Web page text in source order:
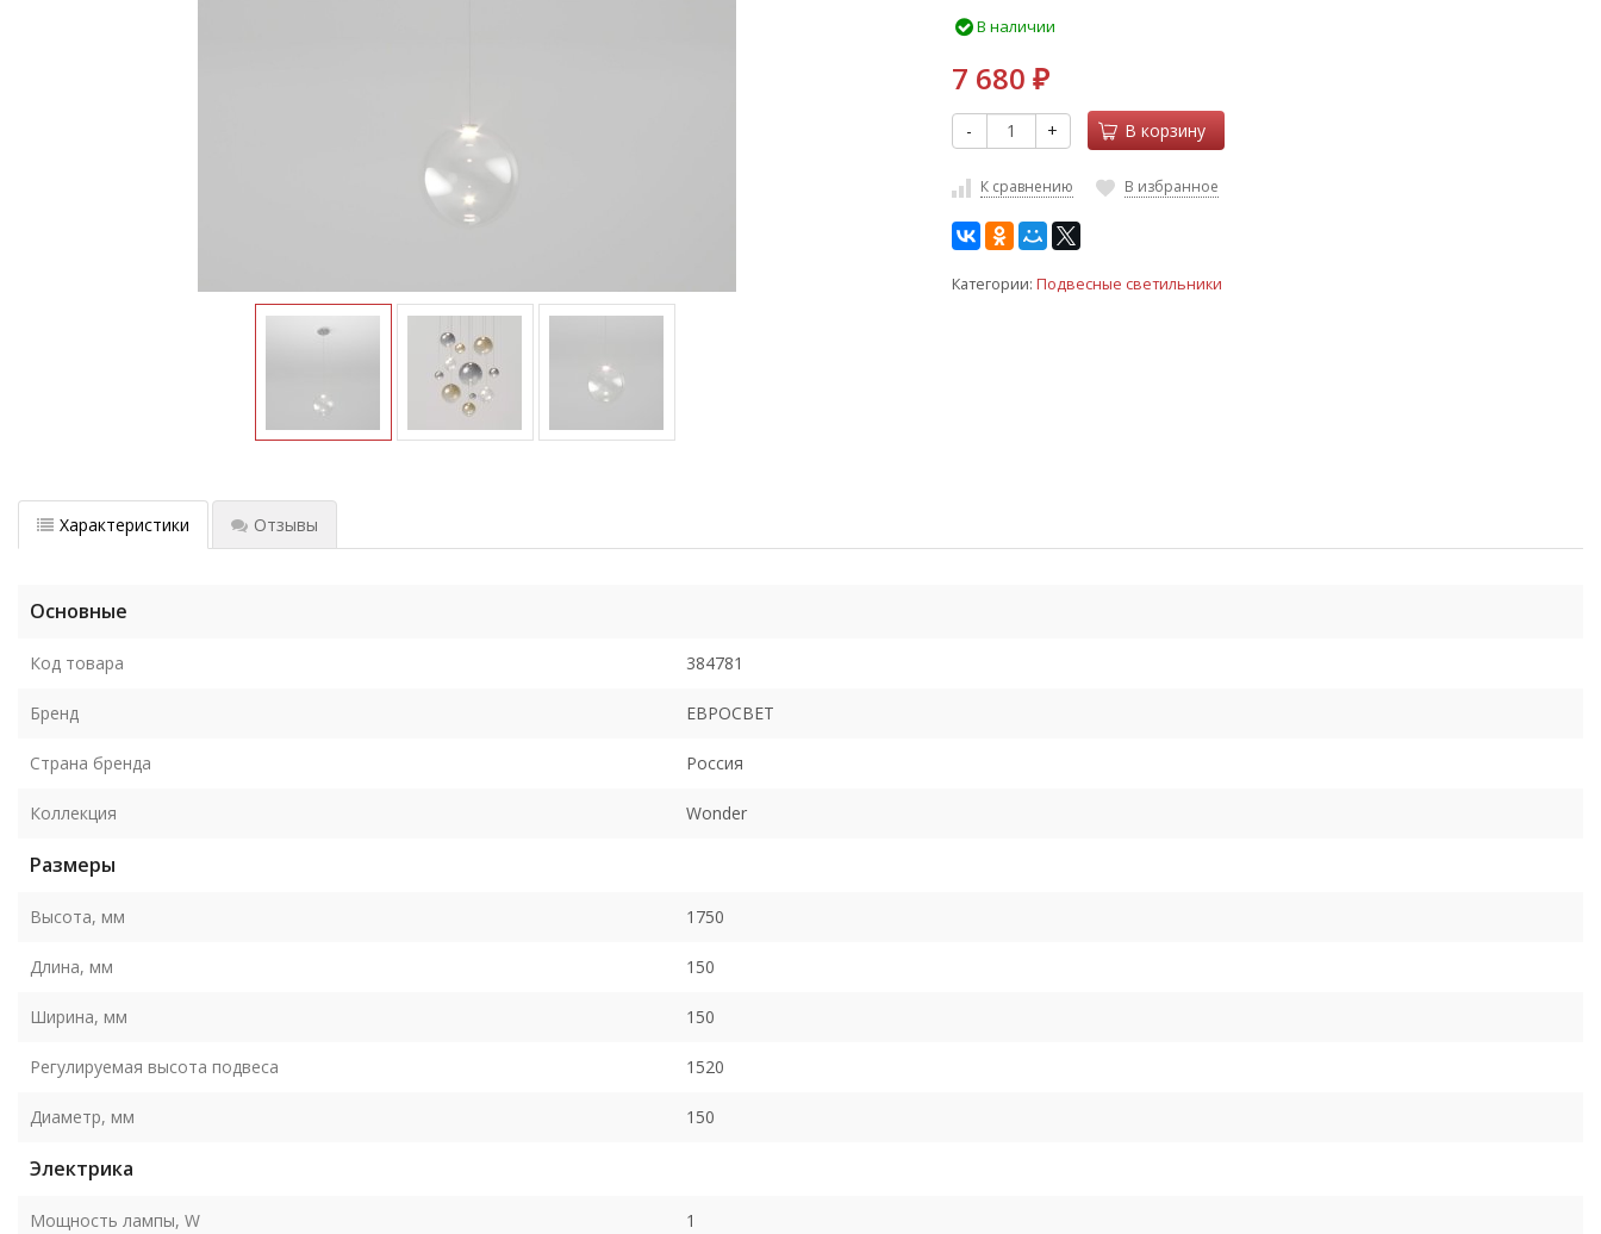
В наличии
7 680 ₽
- + В корзину
К сравнению В избранное
Категории: Подвесные светильники
Характеристики Отзывы
Основные
Код товара 384781
Бренд ЕВРОСВЕТ
Страна бренда Россия
Коллекция Wonder
Размеры
Высота, мм 1750
Длина, мм 150
Ширина, мм 150
Регулируемая высота подвеса 1520
Диаметр, мм 150
Электрика
Мощность лампы, W 1